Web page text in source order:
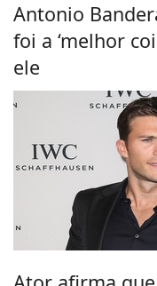
Antonio
foi a ‘melhor
ele